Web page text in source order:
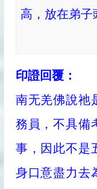
高，放在弟子
印證回覆：
南无羌佛說祂
務員，不具備
事，因此不是
身口意盡力去